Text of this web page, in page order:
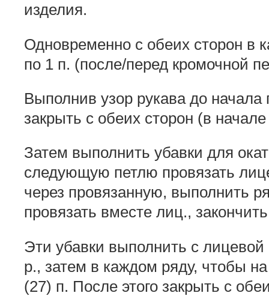
изделия.
Одновременно с обеих сторон в
по 1 п. (после/перед кромочной
Выполнив узор рукава до
закрыть с обеих сторон (в
Затем выполнить убавки для
следующую петлю провязать
через провязанную, выполнить
провязать вместе лиц.,
Эти убавки выполнить с
р., затем в каждом ряду, чтобы
(27) п. После этого закрыть с